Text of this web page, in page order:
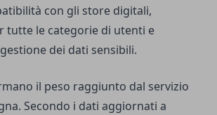
con gli store digitali,
tutte le categorie di utenti e
dei dati sensibili.
il peso raggiunto dal servizio
Secondo i dati aggiornati a